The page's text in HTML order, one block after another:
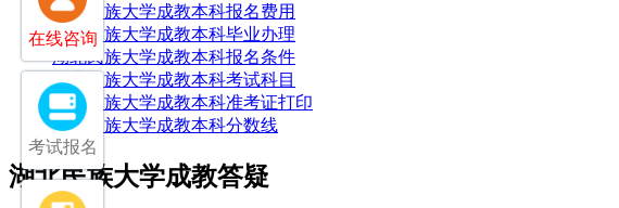
湖北民族大学成教本科报名费用
湖北民族大学成教本科毕业办理
湖北民族大学成教本科报名条件
湖北民族大学成教本科考试科目
湖北民族大学成教本科准考证打印
湖北民族大学成教本科分数线
湖北民族大学成教答疑
在线咨询
考试报名